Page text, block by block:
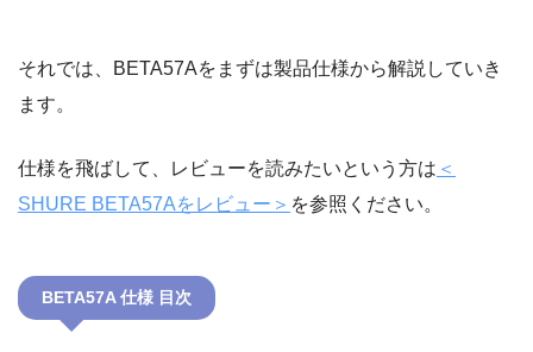
それでは、BETA57Aをまずは製品仕様から解説していき
ます。
仕様を飛ばして、レビューを読みたいという方は ＜
SHURE BETA57Aをレビュー＞ を参照ください。
BETA57A 仕様 目次